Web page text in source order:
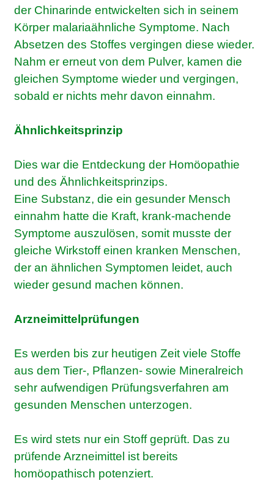
der Chinarinde entwickelten sich in seinem
Körper malariaähnliche Symptome. Nach
Absetzen des Stoffes vergingen diese wieder.
Nahm er erneut von dem Pulver, kamen die
gleichen Symptome wieder und vergingen,
sobald er nichts mehr davon einnahm.
Ähnlichkeitsprinzip
Dies war die Entdeckung der Homöopathie
und des Ähnlichkeitsprinzips.
Eine Substanz, die ein gesunder Mensch
einnahm hatte die Kraft, krank-machende
Symptome auszulösen, somit musste der
gleiche Wirkstoff einen kranken Menschen,
der an ähnlichen Symptomen leidet, auch
wieder gesund machen können.
Arzneimittelprüfungen
Es werden bis zur heutigen Zeit viele Stoffe
aus dem Tier-, Pflanzen- sowie Mineralreich
sehr aufwendigen Prüfungsverfahren am
gesunden Menschen unterzogen.
Es wird stets nur ein Stoff geprüft. Das zu
prüfende Arzneimittel ist bereits
homöopathisch potenziert.